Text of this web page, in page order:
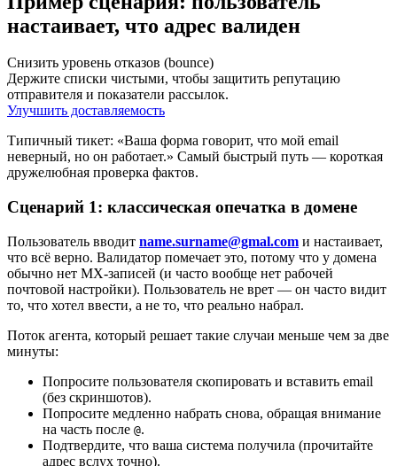
настаивает, что адрес валиден
Снизить уровень отказов (bounce)
Держите списки чистыми, чтобы защитить репутацию
отправителя и показатели рассылок.
Улучшить доставляемость
Типичный тикет: «Ваша форма говорит, что мой email
неверный, но он работает.» Самый быстрый путь — короткая
дружелюбная проверка фактов.
Сценарий 1: классическая опечатка в домене
Пользователь вводит name.surname@gmal.com и настаивает,
что всё верно. Валидатор помечает это, потому что у домена
обычно нет MX-записей (и часто вообще нет рабочей
почтовой настройки). Пользователь не врет — он часто видит
то, что хотел ввести, а не то, что реально набрал.
Поток агента, который решает такие случаи меньше чем за две
минуты:
Попросите пользователя скопировать и вставить email
(без скриншотов).
Попросите медленно набрать снова, обращая внимание
на часть после @.
Подтвердите, что ваша система получила (прочитайте
адрес вслух точно).